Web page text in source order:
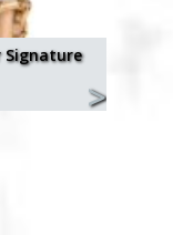
Signature